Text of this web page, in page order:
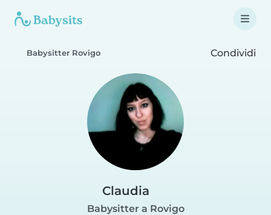
Babysitter Rovigo Condividi
Claudia
Babysitter a Rovigo